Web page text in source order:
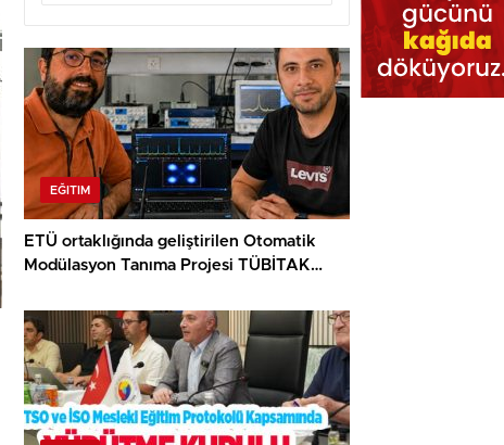
EĞITIM
ETÜ ortaklığında geliştirilen Otomatik
Modülasyon Tanıma Projesi TÜBİTAK